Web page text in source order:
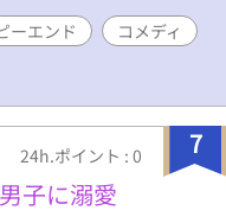
本作はフィクションで
界観としてお楽しみ
族 #SDGs #ちきゅ
ューマンドラマ #完
うせい・29歳）三代
で啖呵が得意なヤンチ
態中。 遠山玄英（とお
たエコ素材の研究で
ーエンド
コメディ
7
24h.ポイント : 0
子に溺愛